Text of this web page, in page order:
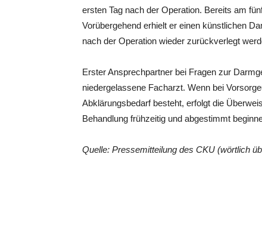
ersten Tag nach der Operation. Bereits am
Vorübergehend erhielt er einen künstlichen
nach der Operation wieder zurückverlegt
Erster Ansprechpartner bei Fragen zur
niedergelassene Facharzt. Wenn bei
Abklärungsbedarf besteht, erfolgt die
Behandlung frühzeitig und abgestimmt
Quelle: Pressemitteilung des CKU (wörtlich